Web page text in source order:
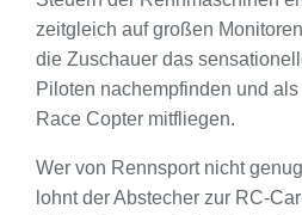
zeitgleich auf großen
die Zuschauer das
Piloten nachempfinden und
Race Copter mitfliegen.
Wer von Rennsport nicht
lohnt der Abstecher zur RC-